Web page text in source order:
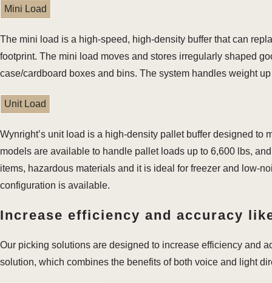
Mini Load
The mini load is a high-speed, high-density buffer that can
footprint. The mini load moves and stores irregularly shaped
case/cardboard boxes and bins. The system handles weight
Unit Load
Wynright’s unit load is a high-density pallet buffer designed
models are available to handle pallet loads up to 6,600 lbs,
items, hazardous materials and it is ideal for freezer and low-
configuration is available.
Increase efficiency and accuracy
Our picking solutions are designed to increase efficiency and
solution, which combines the benefits of both voice and light